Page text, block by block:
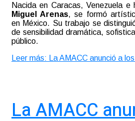
Nacida en Caracas, Venezuela
Miguel Arenas, se formó
en México. Su trabajo se
de sensibilidad dramática,
público.
Leer más: La AMACC anunció a
La AMACC